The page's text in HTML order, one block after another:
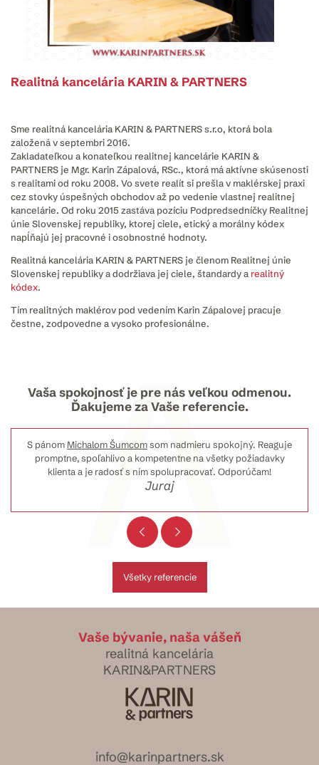
Realitná kancelária KARIN & PARTNERS
Sme realitná kancelária KARIN & PARTNERS s.r.o, ktorá bola
založená v septembri 2016.
Zakladateľkou a konateľkou realitnej kancelárie KARIN &
PARTNERS je Mgr. Karin Zápalová, RSc., ktorá má aktívne skúsenosti
s realitami od roku 2008. Vo svete realít si prešla v maklérskej praxi
cez stovky úspešných obchodov až po vedenie vlastnej realitnej
kancelárie. Od roku 2015 zastáva pozíciu Podpredsedníčky Realitnej
únie Slovenskej republiky, ktorej ciele, etický a morálny kódex
napĺňajú jej pracovné i osobnostné hodnoty.
Realitná kancelária KARIN & PARTNERS je členom Realitnej únie
Slovenskej republiky a dodržiava jej ciele, štandardy a realitný
kódex.
Tím realitných maklérov pod vedením Karin Zápalovej pracuje
čestne, zodpovedne a vysoko profesionálne.
Vaša spokojnosť je pre nás veľkou odmenou.
Ďakujeme za Vaše referencie.
Michalom Šumcomsom nadmieru spokojný. Reaguje
spoľahlivo a kompetentne na všetky požiadavky
a je radosť s ním spolupracovať. Odporúčam!
Všetky referencie
Vaše bývanie, naša vášeň
realitná kancelária
KARIN&PARTNERS
info@karinpartners.sk